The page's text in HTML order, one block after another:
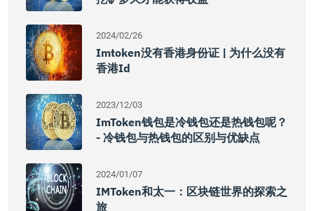
2024/02/26
Imtoken没有香港身份证 | 为什么没有
香港id
2023/12/03
ImToken钱包是冷钱包还是热钱包呢？
- 冷钱包与热钱包的区别与优缺点
2024/01/07
IMToken和太一：区块链世界的探索之
旅